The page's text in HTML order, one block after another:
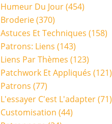
Humeur Du Jour(454)
Broderie(370)
Astuces Et Techniques (158)
Patrons: Liens (143)
Liens Par Thèmes (123)
Patchwork Et Appliqués (121)
Patrons (77)
L'essayer C'est L'adapter(71)
Customisation (44)